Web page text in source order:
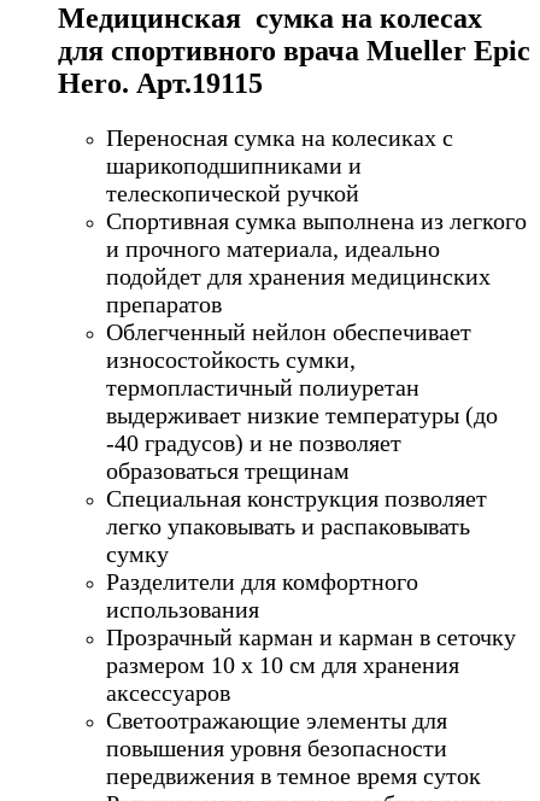
Медицинская сумка на колесах
для спортивного врача Mueller Epic
Hero. Арт.19115
Переносная сумка на колесиках с
шарикоподшипниками и
телескопической ручкой
Спортивная сумка выполнена из легкого
и прочного материала, идеально
подойдет для хранения медицинских
препаратов
Облегченный нейлон обеспечивает
износостойкость сумки,
термопластичный полиуретан
выдерживает низкие температуры (до
-40 градусов) и не позволяет
образоваться трещинам
Специальная конструкция позволяет
легко упаковывать и распаковывать
сумку
Разделители для комфортного
использования
Прозрачный карман и карман в сеточку
размером 10 х 10 см для хранения
аксессуаров
Светоотражающие элементы для
повышения уровня безопасности
передвижения в темное время суток